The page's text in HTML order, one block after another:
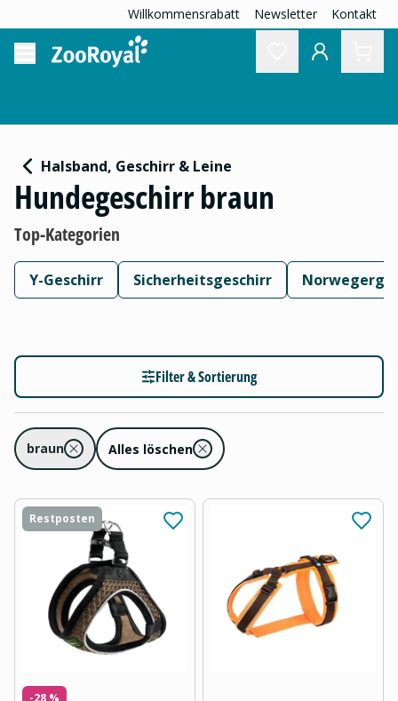
Willkommensrabatt Newsletter Kontakt
Halsband, Geschirr & Leine
Hundegeschirr braun
Top-Kategorien
Y-Geschirr Sicherheitsgeschirr
Filter & Sortierung
braun Alles löschen
Restposten
-28 %